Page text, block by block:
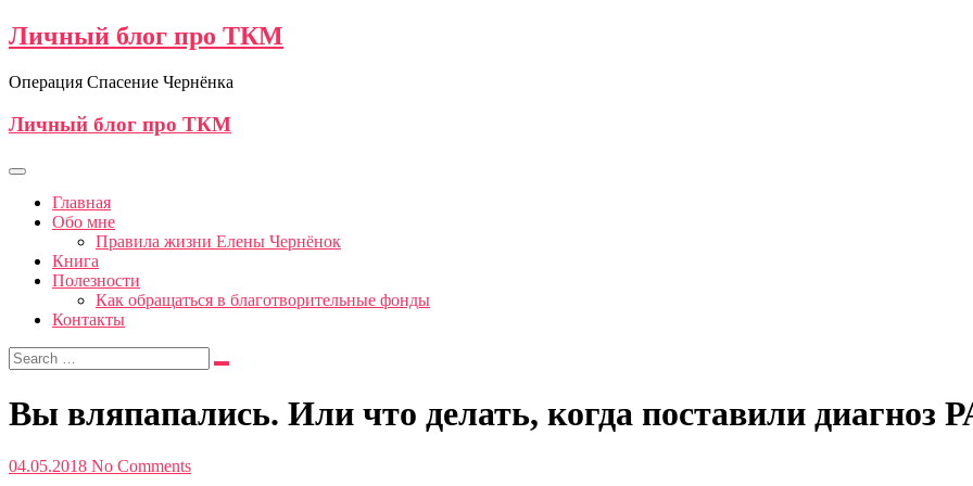
Личный блог про ТКМ
Операция Спасение Чернёнка
Личный блог про ТКМ
Главная
Обо мне
Правила жизни Елены Чернёнок
Книга
Полезности
Как обращаться в благотворительные фонды
Контакты
Вы вляпапались. Или что делать, когда поставили диагноз
04.05.2018 No Comments